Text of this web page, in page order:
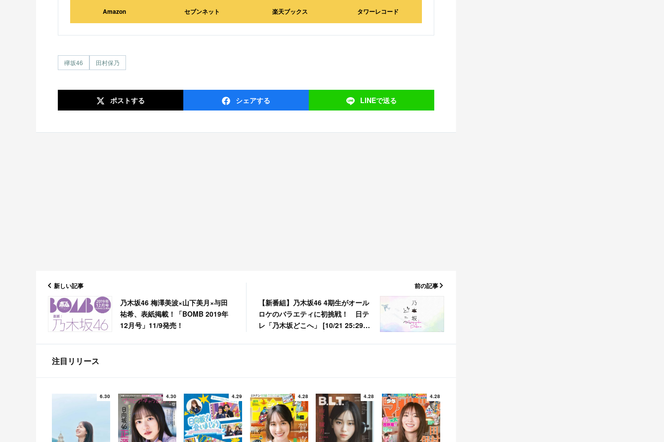
Amazon セブンネット 楽天ブックス タワーレコード
欅坂46 田村保乃
ポストする シェアする LINEで送る
新しい記事
乃木坂46 梅澤美波×山下美月×与田
祐希、表紙掲載！「BOMB 2019年
12月号」11/9発売！
前の記事
【新番組】乃木坂46 4期生がオール
ロケのバラエティに初挑戦！ 日テ
レ「乃木坂どこへ」 [10/21 25:29
注目リリース
6.30 4.30 4.29 4.28 4.28 4.28